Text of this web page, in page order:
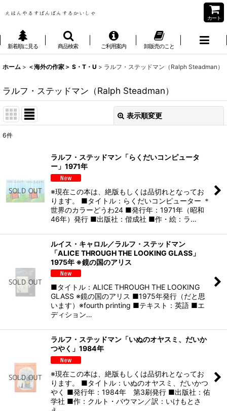
カート
新着順に見る 商品検索 ご利用案内 卸販売のこと
ホーム > ＜海外の作家＞ S・T・U > ラルフ・ステッドマン（Ralph Steadman）
ラルフ・ステッドマン（Ralph Steadman）
表示順変更
絞り込む
6件
ラルフ・ステッドマン「らくだいコンピュータ
ー」1971年
※現在この本は、絶版もしくは品切れとなってお
ります。 ■タイトル：らくだいコンピューター ＊
世界のカラーどうわ24 ■発行年：1971年（昭和
46年）発行 ■出版社：偕成社 ■作・絵：ラ…
ルイス・キャロル／ラルフ・ステッドマン
「ALICE THROUGH THE LOOKING GLASS」
1975年 ※鏡の国のアリス
■タイトル：ALICE THROUGH THE LOOKING
GLASS ※鏡の国のアリス ■1975年発行（だと思
います）※fourth printing ■テキスト：英語 ■エ
ディション…
ラルフ・ステッドマン「いぬのオヤスミ、だいか
つやく」1984年
※現在この本は、絶版もしくは品切れとなってお
ります。 ■タイトル：いぬのオヤスミ、だいかつ
やく ■発行年：1984年 第3刷発行 ■出版社：佑
学社 ■作：クルト・バウマン／訳：いけもとさ